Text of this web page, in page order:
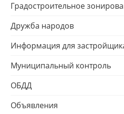
Градостроительное
Дружба народов
Информация для
Муниципальный контроль
ОБДД
Объявления